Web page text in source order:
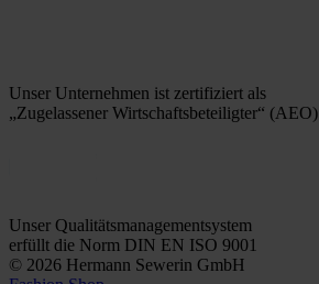
Unser Unternehmen ist zertifiziert als
„Zugelassener Wirtschaftsbeteiligter“ (AEO)
Unser Qualitätsmanagementsystem
erfüllt die Norm DIN EN ISO 9001
© 2026 Hermann Sewerin GmbH